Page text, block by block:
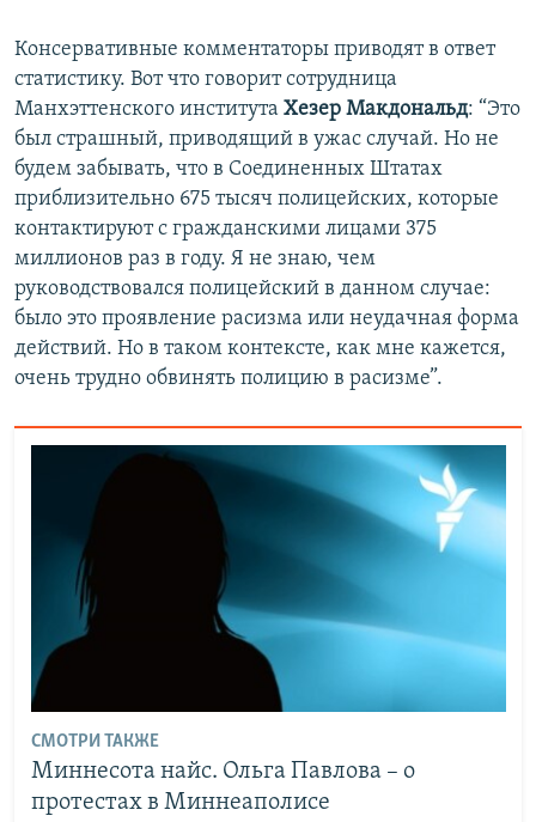
Консервативные комментаторы приводят в ответ
статистику. Вот что говорит сотрудница
Манхэттенского института Хезер Макдональд: “Это
был страшный, приводящий в ужас случай. Но не
будем забывать, что в Соединенных Штатах
приблизительно 675 тысяч полицейских, которые
контактируют с гражданскими лицами 375
миллионов раз в году. Я не знаю, чем
руководствовался полицейский в данном случае:
было это проявление расизма или неудачная форма
действий. Но в таком контексте, как мне кажется,
очень трудно обвинять полицию в расизме”.
СМОТРИ ТАКЖЕ
Миннесота найс. Ольга Павлова – о
протестах в Миннеаполисе